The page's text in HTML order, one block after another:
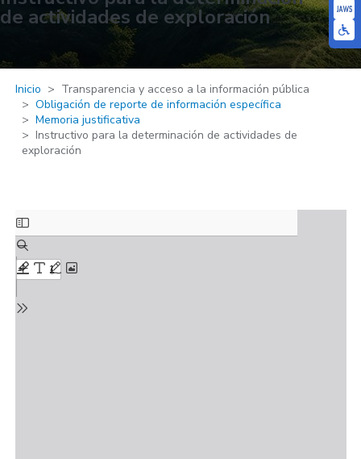
de actividades de exploración
Inicio
Transparencia y acceso a la información pública
Obligación de reporte de información específica
Memoria justificativa
Instructivo para la determinación de actividades de
exploración